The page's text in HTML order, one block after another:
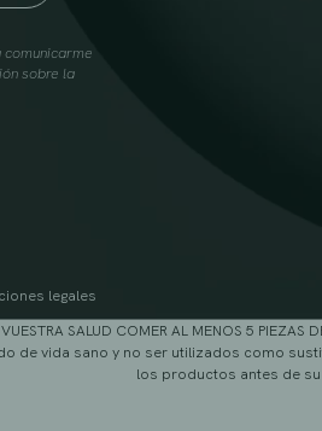
sobre la
legales
VUESTRA SALUD COMER AL MENOS 5 PIEZAS
de vida sano y no ser utilizados como
los productos antes de